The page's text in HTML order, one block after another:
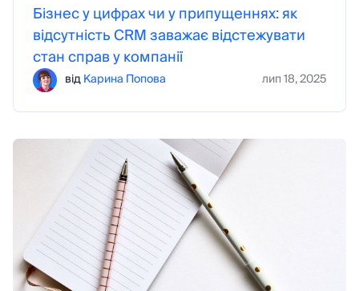
Бізнес у цифрах чи у припущеннях: як
відсутність CRM заважає відстежувати
стан справ у компанії
відКарина Попова лип 18, 2025